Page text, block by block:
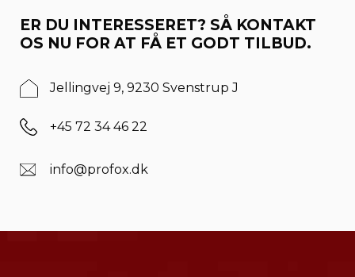
ER DU INTERESSERET? SÅ KONTAKT
OS NU FOR AT FÅ ET GODT TILBUD.
Jellingvej 9, 9230 Svenstrup J
+45 72 34 46 22
info@profox.dk